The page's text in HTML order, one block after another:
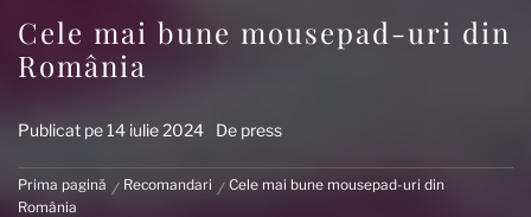
Cele mai bune mousepad-uri din
România
Publicat pe14 iulie 2024 De press
Prima pagină Recomandari
Cele mai bune mousepad-uri din
România